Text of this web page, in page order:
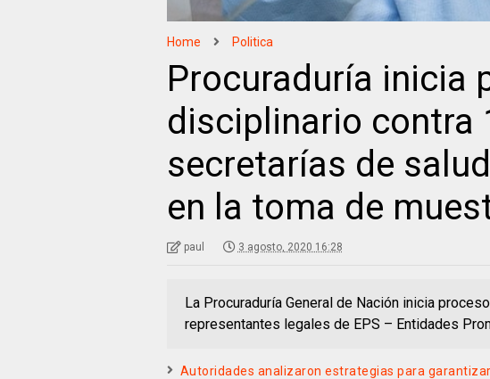
Home Politica
Procuraduría inicia
disciplinario contra
secretarías de
en la toma de
paul 3 agosto, 2020 16:28
La Procuraduría General de Nación inicia
representantes legales de EPS – Entidades
Autoridades analizaron estrategias para